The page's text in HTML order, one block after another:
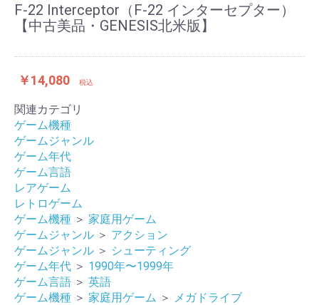
F-22 Interceptor（F-22 インターセプター）
【中古美品・GENESIS北米版】
￥14,080 税込
関連カテゴリ
ゲーム機種
ゲームジャンル
ゲーム年代
ゲーム言語
レアゲーム
レトロゲーム
ゲーム機種 ＞ 家庭用ゲーム
ゲームジャンル ＞ アクション
ゲームジャンル ＞ シューティング
ゲーム年代 ＞ 1990年〜1999年
ゲーム言語 ＞ 英語
ゲーム機種 ＞ 家庭用ゲーム ＞
メガドライブ